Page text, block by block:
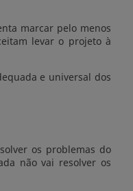
marcar pelo menos
levar o projeto à
e universal dos
os problemas do
não vai resolver os